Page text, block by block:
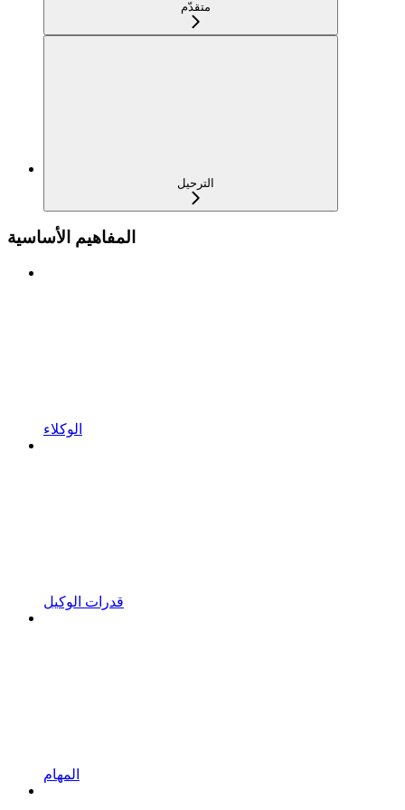
متقدّم
الترحيل
المفاهيم الأساسية
الوكلاء
قدرات الوكيل
المهام